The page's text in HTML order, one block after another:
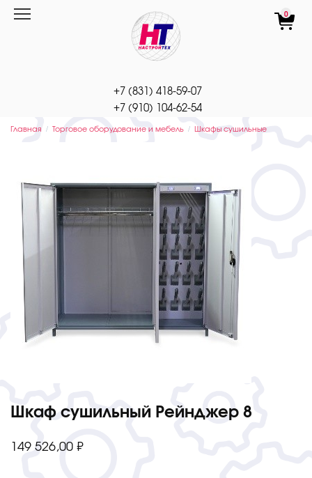
Перейти
+7 (831) 418-59-07
+7 (910) 104-62-54
0
Главная Торговое оборудование и мебель Шкафы сушильные
Шкаф сушильный Рейнджер 8
149 526,00 ₽